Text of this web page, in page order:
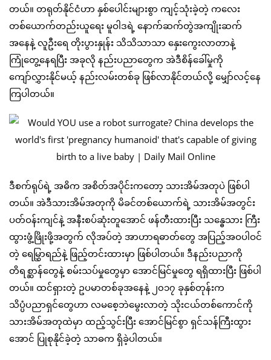
တယ်။ တရုတ်နိုင်ငံဟာ နှစ်ပေါင်းများစွာ ကျင့်သုံးခဲ့တဲ့ ကလေး
တစ်ယောက်တည်းယူရေး မူဝါဒရဲ့ နောက်ဆက်တွဲအကျိုးဆက်
အနေနဲ့ လူဦးရေ တိုးပွားနှုန်း သိသိသာသာ နှေးကွေးလာတာနဲ့
ကြုံတွေ့နေရပြီး အခုလို နည်းပညာတွေက အဲဒီစိန်ခေါ်မှုကို
ကျော်လွှားနိုင်မယ့် နည်းလမ်းတစ်ခု ဖြစ်လာနိုင်တယ်လို့ မျှော်လင့်နေ
ကြပါတယ်။
ဒီစက်ရုပ်ရဲ့ အဓိက အစိတ်အပိုင်းကတော့ သားအိမ်အတုပဲ ဖြစ်ပါ
တယ်။ အဲဒီသားအိမ်အတုကို မိခင်တစ်ယောက်ရဲ့ သားအိမ်အတွင်း
ပတ်ဝန်းကျင်နဲ့ အနီးစပ်ဆုံးတူအောင် ဖန်တီးထားပြီး သန္ဓေသား ကြီး
ထွားဖွံ့ဖြိုးဖို့အတွက် လိုအပ်တဲ့ အာဟာရဓာတ်တွေ အပြည့်အဝပါဝင်
တဲ့ ရေမြွှာရည်နဲ့ ဖြည့်တင်းထားမှာ ဖြစ်ပါတယ်။ ဒီနည်းပညာကို
တိရစ္ဆာန်တွေနဲ့ စမ်းသပ်မှုတွေမှာ အောင်မြင်မှုတွေ ရရှိထားပြီး ဖြစ်ပါ
တယ်။ ထင်ရှားတဲ့ ဥပမာတစ်ခုအနေနဲ့ ၂၀၁၇ ခုနှစ်တုန်းက
သိပ္ပံပညာရှင်တွေဟာ လမစေ့ဘဲမွေးလာတဲ့ သိုးငယ်တစ်ကောင်ကို
သားအိမ်အတုထဲမှာ ထည့်သွင်းပြီး အောင်မြင်စွာ ရှင်သန်ကြီးထွား
အောင် ပြုစုနိုင်ခဲ့တဲ့ သာဓက ရှိခဲ့ပါတယ်။